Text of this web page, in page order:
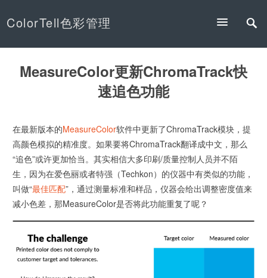
ColorTell色彩管理
MeasureColor更新ChromaTrack快
速追色功能
在最新版本的MeasureColor软件中更新了ChromaTrack模块，提
高颜色模拟的精准度。如果要将ChromaTrack翻译成中文，那么
“追色”或许更加恰当。其实相信大多印刷/质量控制人员并不陌
生，因为在爱色丽或者特强（Techkon）的仪器中有类似的功能，
叫做“最佳匹配”，通过测量标准和样品，仪器会给出调整密度值来
减小色差，那MeasureColor是否将此功能重复了呢？